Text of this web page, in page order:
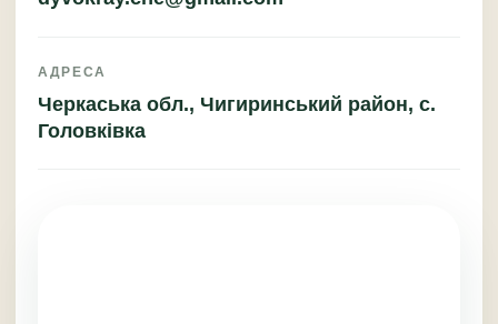
АДРЕСА
Черкаська обл., Чигиринський район, с.
Головківка